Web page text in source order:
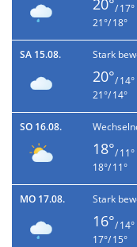
20°/ 17°
21°/ 18°
SA 15.08. Stark
20°/ 14°
21°/ 14°
SO 16.08.
18°/ 11°
18°/ 11°
MO 17.08. Stark
16°/ 14°
17°/ 15°